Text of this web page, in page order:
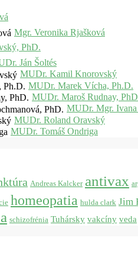
Mgr. Veronika Rjašková
PhD.
Ján Šoltés
MUDr. Kamil Knorovský
MUDr. Marek Vícha, Ph.D.
MUDr. Maroš Rudnay,
MUDr. Mgr. Ivana
MUDr. Roland Oravský
MUDr. Tomáš Ondriga
Andreas Kalcker antivax
homeopatia hulda clark Jim
schizofrénia Tuhársky vakcíny veda